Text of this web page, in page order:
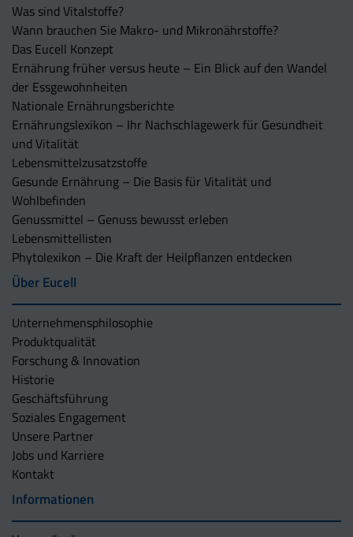
Was sind Vitalstoffe?
Wann brauchen Sie Makro- und Mikronährstoffe?
Das Eucell Konzept
Ernährung früher versus heute – Ein Blick auf den Wandel
der Essgewohnheiten
Nationale Ernährungsberichte
Ernährungslexikon – Ihr Nachschlagewerk für Gesundheit
und Vitalität
Lebensmittelzusatzstoffe
Gesunde Ernährung – Die Basis für Vitalität und
Wohlbefinden
Genussmittel – Genuss bewusst erleben
Lebensmittellisten
Phytolexikon – Die Kraft der Heilpflanzen entdecken
Über Eucell
Unternehmens­philosophie
Produktqualität
Forschung & Innovation
Historie
Geschäftsführung
Soziales Engagement
Unsere Partner
Jobs und Karriere
Kontakt
Informationen